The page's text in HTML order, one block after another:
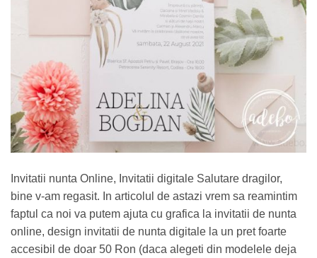
Invitatii nunta Online, Invitatii digitale Salutare dragilor,
bine v-am regasit. In articolul de astazi vrem sa reamintim
faptul ca noi va putem ajuta cu grafica la invitatii de nunta
online, design invitatii de nunta digitale la un pret foarte
accesibil de doar 50 Ron (daca alegeti din modelele deja